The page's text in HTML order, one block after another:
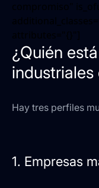
¿Quién
industriales
Hay tres perfiles
1. Empresas